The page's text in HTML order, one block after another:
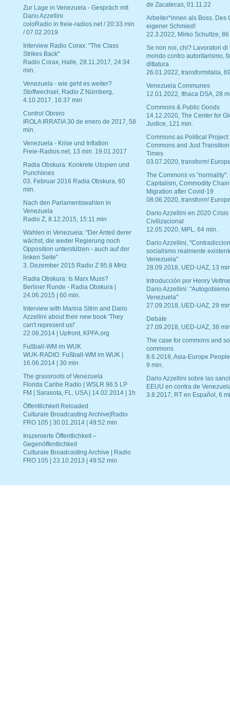
Zur Lage in Venezuela - Gespräch mit
Dario Azzellini
coloRadio in freie-radios.net / 20:33 min
/ 07.02.2019
Interview Radio Corax: "The Class
Strikes Back"
Radio Corax, Halle, 28.11.2017, 24:34
min.
Venezuela - wie geht es weiter?
Stoffwechsel, Radio Z Nürnberg,
4.10.2017, 16:37 min
Control Obrero
IROLA IRRATIA 30 de enero de 2017, 58
min.
Venezuela - Krise und Inflation
Freie-Radios.net, 13 min. 19.01.2017
Radia Obskura: Konkrete Utopien und
Punchlines
03. Februar 2016 Radia Obskura, 60
min.
Nach den Parlamentswahlen in
Venezuela
Radio Z, 8.12.2015, 15:11 min
Wahlen in Venezuela: "Der Anteil derer
wächst, die weder Regierung noch
Opposition unterstützen - auch auf der
linken Seite"
3. Dezember 2015 Radio Z 95.8 MHz
Radia Obskura: Is Marx Muss?
Berliner Runde - Radia Obskura |
24.06.2015 | 60 min.
Interview with Marina Sitrin and Dario
Azzellini about their new book 'They
can't represent us!'
22.08.2014 | Upfront, KPFA.org
Fußball-WM im WUK
WUK-RADIO: Fußball-WM im WUK |
16.06.2014 | 30 min
The grassroots of Venezuela
Florida Caribe Radio | WSLR 96.5 LP
FM | Sarasota, FL, USA | 14.02.2014 | 1h
Öffentlichkeit Reloaded
Culturale Broadcasting Archive|Radio
FRO 105 | 30.01.2014 | 49:52 min
Inszenierte Öffentlichkeit –
Gegenöffentlichkeit
Culturale Broadcasting Archive | Radio
FRO 105 | 23.10.2013 | 49:52 min
de Zacatecas, 01.11.22
Arbeiter*innen als Boss. Des
eigener Schmied!
22.3.2022, Mirko Schultze, 86
Se non noi, chi? Lavoratori di
mondo contro autoritarismo,
dittatura
26.01.2022, transformitalia,
Venezuela Communes
12.01.2022, Ithaca DSA, 28
Commons & Public Goods
14.12.2020, The Center for
Justice, 121 min.
Commons as Political Project:
Commons and Just
Times
03.07.2020, transform!
The Commons vs "normality".
Capitalism, Commodity
Migration after Covid-19
08.06.2020, transform!
Dario Azzellini en 2020 Crisis
Civilizacional
12.05.2020, MPL, 64 min.
Dario Azzellini,
socialismo realmente
Venezuela"
28.09.2018, UED-UAZ, 13
Introducción por Henry
Dario Azzellini:
Venezuela"
27.09.2018, UED-UAZ, 29
Debate
27.09.2018, UED-UAZ, 38
The case for commons and
commons
8.6.2018, Asia-Europe
9 min.
Dario Azzellini sobre las
EEUU en contra de
3.8.2017, RT en Español, 6